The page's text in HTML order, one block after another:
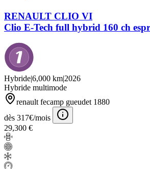
RENAULT CLIO VI
Clio E-Tech full hybrid 160 ch
Hybride|6,000 km|2026
Hybride multimode
renault fecamp gueudet 1880
dès 317€/mois
29,300 €